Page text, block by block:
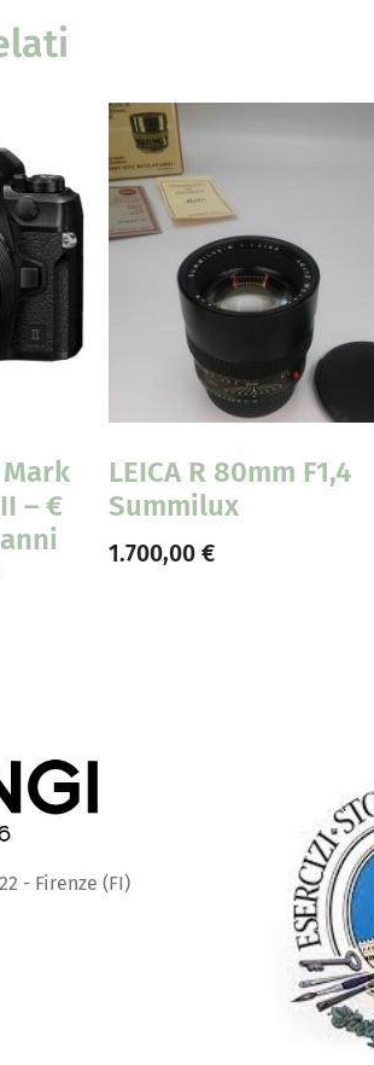
Mark
– €
LEICA R 80mm F1,4
Summilux
1.700,00 €
- Firenze (FI)